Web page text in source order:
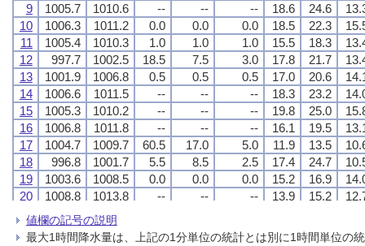
9
1005.7 1010.6 -- -- -- 18.6 24.6
10
1006.3 1011.2 0.0 0.0 0.0 18.5 22.3
11
1005.4 1010.3 1.0 1.0 1.0 15.5 18.3
12
997.7 1002.5 18.5 7.5 3.0 17.8 21.7
13
1001.9 1006.8 0.5 0.5 0.5 17.0 20.6
14
1006.6 1011.5 -- -- -- 18.3 23.2
15
1005.3 1010.2 -- -- -- 19.8 25.0
16
1006.8 1011.8 -- -- -- 16.1 19.5
17
1004.7 1009.7 60.5 17.0 5.0 11.9 13.5
18
996.8 1001.7 5.5 8.5 2.5 17.4 24.7
19
1003.6 1008.5 0.0 0.0 0.0 15.2 16.9
20
1008.8 1013.8 -- -- -- 13.9 15.2
21
1009.7 1014.7
22
1006.2 1011.1 -- -- -- 19.1 24.9
9
1005.7 1010.6 -- -- -- 18.6 24.6
10
1006.3 1011.2 0.0 0.0 0.0 18.5 22.3
11
1005.4 1010.3 1.0 1.0 1.0 15.5 18.3
12
997.7 1002.5 18.5 7.5 3.0 17.8 21.7
13
1001.9 1006.8 0.5 0.5 0.5 17.0 20.6
14
1006.6 1011.5 -- -- -- 18.3 23.2
15
1005.3 1010.2 -- -- -- 19.8 25.0
16
1006.8 1011.8 -- -- -- 16.1 19.5
17
1004.7 1009.7 60.5 17.0 5.0 11.9 13.5
18
996.8 1001.7 5.5 8.5 2.5 17.4 24.7
19
1003.6 1008.5 0.0 0.0 0.0 15.2 16.9
20
1008.8 1013.8 -- -- -- 13.9 15.2
21
1009.7 1014.7
22
1006.2 1011.1 -- -- -- 19.1 24.9
9
1005.7 1010.6 -- -- -- 18.6 24.6
10
1006.3 1011.2 0.0 0.0 0.0 18.5 22.3
11
1005.4 1010.3 1.0 1.0 1.0 15.5 18.3
12
997.7 1002.5 18.5 7.5 3.0 17.8 21.7
13
1001.9 1006.8 0.5 0.5 0.5 17.0 20.6
14
1006.6 1011.5 -- -- -- 18.3 23.2
15
1005.3 1010.2 -- -- -- 19.8 25.0
16
1006.8 1011.8 -- -- -- 16.1 19.5
17
1004.7 1009.7 60.5 17.0 5.0 11.9 13.5
18
996.8 1001.7 5.5 8.5 2.5 17.4 24.7
19
1003.6 1008.5 0.0 0.0 0.0 15.2 16.9
20
1008.8 1013.8 -- -- -- 13.9 15.2
21
1009.7 1014.7
22
1006.2 1011.1 -- -- -- 19.1 24.9
9
1005.7 1010.6 -- -- -- 18.6 24.6
10
1006.3 1011.2 0.0 0.0 0.0 18.5 22.3
11
1005.4 1010.3 1.0 1.0 1.0 15.5 18.3
12
997.7 1002.5 18.5 7.5 3.0 17.8 21.7
13
1001.9 1006.8 0.5 0.5 0.5 17.0 20.6
14
1006.6 1011.5 -- -- -- 18.3 23.2
15
1005.3 1010.2 -- -- -- 19.8 25.0
16
1006.8 1011.8 -- -- -- 16.1 19.5
17
1004.7 1009.7 60.5 17.0 5.0 11.9 13.5
18
996.8 1001.7 5.5 8.5 2.5 17.4 24.7
19
1003.6 1008.5 0.0 0.0 0.0 15.2 16.9
20
1008.8 1013.8 -- -- -- 13.9 15.2
21
1009.7 1014.7
22
1006.2 1011.1 -- -- -- 19.1 24.9
値欄の記号の説明
最大1時間降水量は、上記の1分単位の統計とは別に1時間単位の